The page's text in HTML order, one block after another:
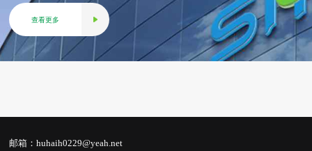
查看更多
邮箱： huhaih0229@yeah.net